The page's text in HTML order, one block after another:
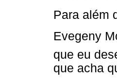
Para além
Evegeny
que eu
que acha